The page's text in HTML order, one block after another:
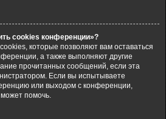
cookies конференции»?
которые позволяют вам оставаться
а также выполняют другие
прочитанных сообщений, если эта
Если вы испытываете
или выходом с конференции,
помочь.